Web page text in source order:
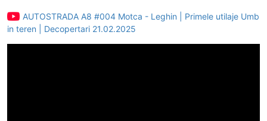
AUTOSTRADA A8 #004 Motca - Leghin | Primele utilaje Umb
in teren | Decopertari 21.02.2025